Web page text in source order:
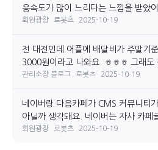
응속도가 많이 느리다는 느낌을 받았어
회원광장 로봇츠 2025-10-19
전 대전인데 어플에 배달비가 주말기
3000원이라고 나와요. ㅎㅎㅎ 그래도
관리소장 블로그 로봇츠 2025-10-19
네이버랑 다음카페가 CMS 커뮤니티
아닐까 생각돼요. 네이버는 자사 카페
회원광장 로봇츠 2025-10-19